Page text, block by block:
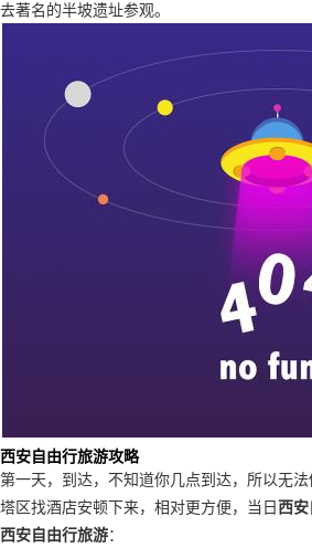
去著名的半坡遗址参观。
西安自由行旅游攻略
第一天，到达，不知道你几点到达，所以无
塔区找酒店安顿下来，相对更方便，当日西
西安自由行旅游：